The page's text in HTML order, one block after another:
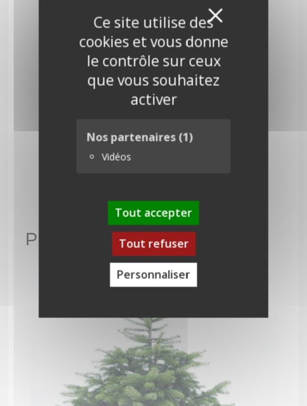
Ce site utilise des
cookies et vous donne
le contrôle sur ceux
que vous souhaitez
activer
Nos partenaires(1)
Vidéos
Tout accepter
Tout refuser
Personnaliser
X
Couronne floquée 35 cm
Produits similaires